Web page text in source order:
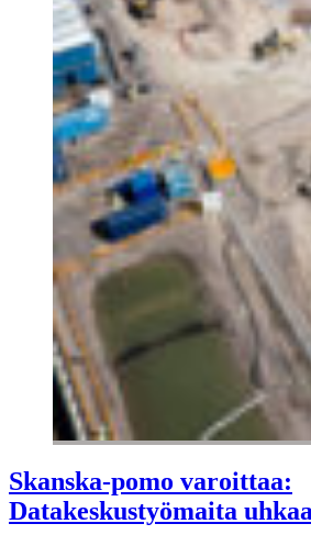
Skanska-pomo varoittaa:
Datakeskustyömaita